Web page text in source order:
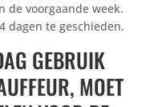
de voorgaande week.
dagen te geschieden.
GEBRUIK
MOET